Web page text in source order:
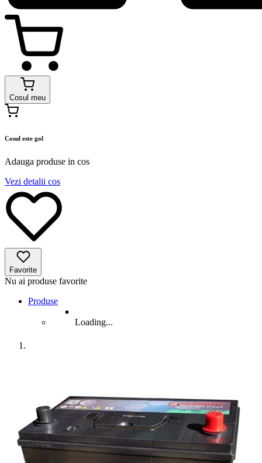
Cosul meu
Cosul este gol
Adauga produse in cos
Vezi detalii cos
Favorite
Nu ai produse favorite
Produse
Loading...